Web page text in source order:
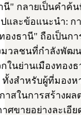
นี" กลายเป็นคำ
และข้อแนะนำ: ก
องธานี" ถือเป็นก
วลชนที่กำลังพัฒน
ในย่านเมืองทอง
ทั้งสำหรับผู้ที่มอง
าสในการสร้างผ
ศขายอย่างละเอี